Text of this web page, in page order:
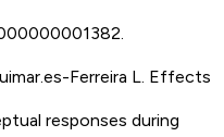
Ferreira L. Effects
responses during